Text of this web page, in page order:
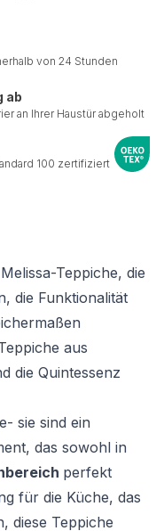
Teppiche, die
die Funktionalität
aus
die Quintessenz
sie sind ein
das sowohl in
perfekt
für die Küche, das
diese Teppiche
von 24 Stunden
ab
an Ihrer Haustür abgeholt
100 zertifiziert